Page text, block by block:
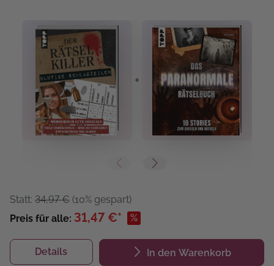
+
Statt: 34,97 € (10% gespart)
Preis für alle: 31,47 €* %
Details In den Warenkorb